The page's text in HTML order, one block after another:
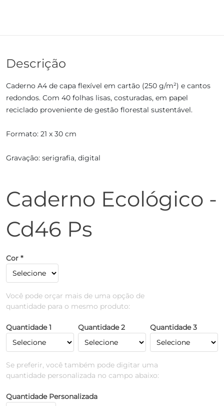
Descrição
Caderno A4 de capa flexível em cartão (250 g/m²) e cantos
redondos. Com 40 folhas lisas, costuradas, em papel
reciclado proveniente de gestão florestal sustentável.
Formato: 21 x 30 cm
Gravação: serigrafia, digital
Caderno Ecológico -
Cd46 Ps
Cor *
Você pode orçar mais de uma opção de
quantidade para o mesmo produto:
Quantidade 1 Quantidade 2 Quantidade 3
Se preferir, você também pode digitar uma
quantidade personalizada no campo abaixo:
Quantidade Personalizada